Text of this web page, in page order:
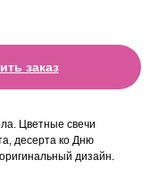
заказ
Цветные свечи
десерта ко Дню
дизайн.